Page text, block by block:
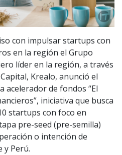
con impulsar startups con
en la región el Grupo
líder en la región, a través
Krealo, anunció el
acelerador de fondos “El
iniciativa que busca
startups con foco en
pre-seed (pre-semilla)
o intención de
y Perú.